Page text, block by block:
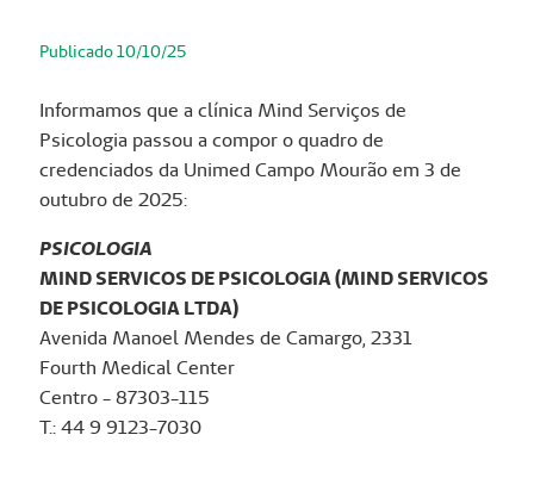
Publicado 10/10/25
Informamos que a clínica Mind Serviços de
Psicologia passou a compor o quadro de
credenciados da Unimed Campo Mourão em 3 de
outubro de 2025:
PSICOLOGIA
MIND SERVICOS DE PSICOLOGIA (MIND SERVICOS
DE PSICOLOGIA LTDA)
Avenida Manoel Mendes de Camargo, 2331
Fourth Medical Center
Centro - 87303-115
T.: 44 9 9123-7030